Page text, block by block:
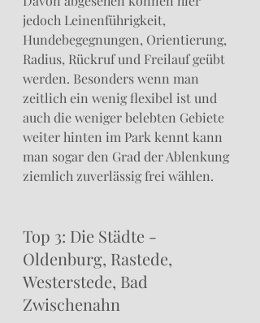
jedoch Leinenführigkeit,
Hundebegegnungen, Orientierung,
Radius, Rückruf und Freilauf geübt
werden. Besonders wenn man
zeitlich ein wenig flexibel ist und
auch die weniger belebten Gebiete
weiter hinten im Park kennt kann
man sogar den Grad der Ablenkung
ziemlich zuverlässig frei wählen.
Top 3: Die Städte -
Oldenburg, Rastede,
Westerstede, Bad
Zwischenahn